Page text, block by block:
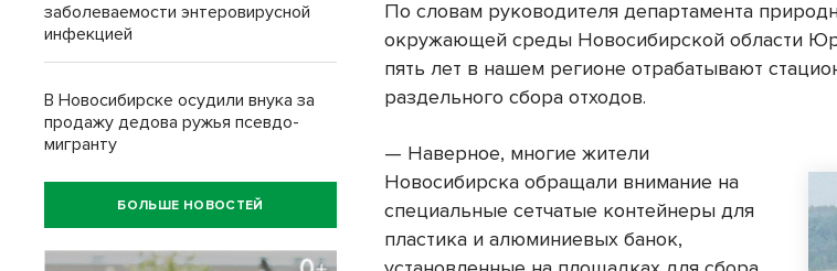
По словам руководителя департамента
окружающей среды Новосибирской области
пять лет в нашем регионе отрабатывают
раздельного сбора отходов.
— Наверное, многие жители
Новосибирска обращали внимание на
специальные сетчатые контейнеры для
пластика и алюминиевых банок,
заболеваемости энтеровирусной
инфекцией
В Новосибирске осудили внука за
продажу дедова ружья псевдо-
мигранту
БОЛЬШЕ НОВОСТЕЙ